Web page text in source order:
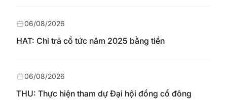
HAT: Chi trả cổ tức năm 2025 bằng tiền
06/08/2026
THU: Thực hiện tham dự Đại hội đồng cổ đông
06/08/2026